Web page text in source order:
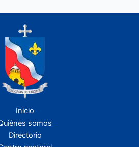
Inicio
somos
Directorio